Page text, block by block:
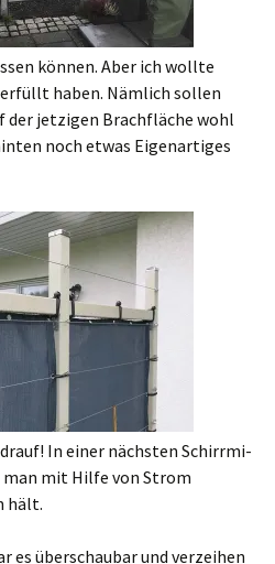
können. Aber ich wollte
haben. Nämlich sollen
der jetzigen Brachfläche wohl
noch etwas Eigenartiges
In einer nächsten Schirrmi-
man mit Hilfe von Strom
hält.
es überschaubar und verzeihen